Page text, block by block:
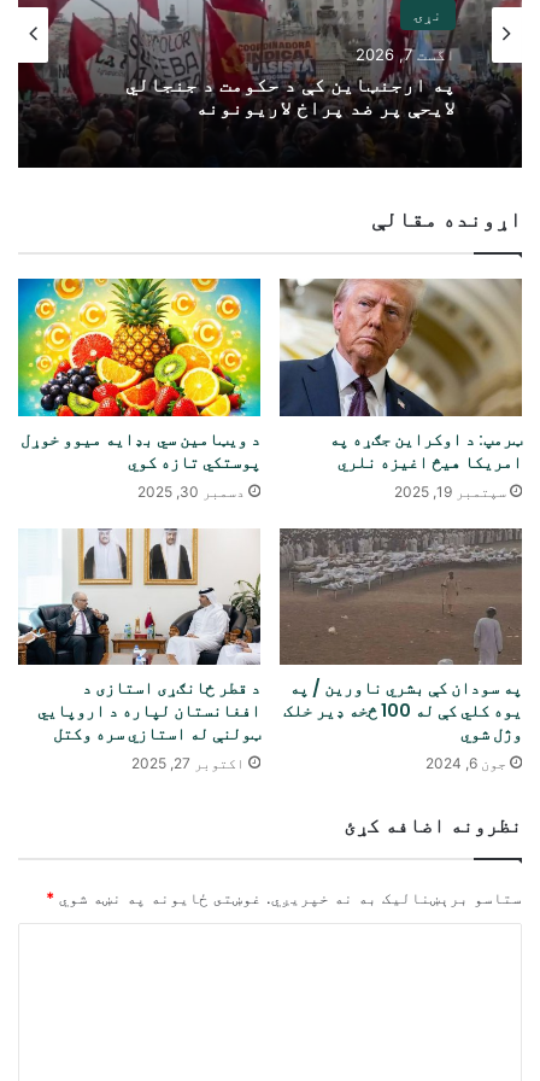
نړۍ
اگست 7, 2026
په ارجنټاین کې د حکومت د جنجالي
لایحې پر ضد پراخ لاریونونه
اړونده مقالې
ټرمپ: د اوکراین جګړه په
امریکا هیڅ اغیزه نلري
سپتمبر 19, 2025
د ویټامین سي بډایه میوو خوړل
پوستکي تازه کوي
دسمبر 30, 2025
په سودان کې بشري ناورین / په
یوه کلي کې له 100 څخه ډیر خلک
وژل شوي
جون 6, 2024
د قطر ځانګړی استازی د
افغانستان لپاره د اروپايي
ټولنې له استازي سره وکتل
اکتوبر 27, 2025
نظرونه اضافه کړئ
ستاسو برېښناليک به نه خپريږي. غوښتى ځایونه په نښه شوي *